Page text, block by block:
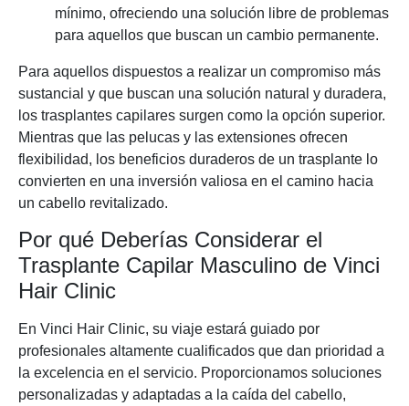
mínimo, ofreciendo una solución libre de problemas
para aquellos que buscan un cambio permanente.
Para aquellos dispuestos a realizar un compromiso más
sustancial y que buscan una solución natural y duradera,
los trasplantes capilares surgen como la opción superior.
Mientras que las pelucas y las extensiones ofrecen
flexibilidad, los beneficios duraderos de un trasplante lo
convierten en una inversión valiosa en el camino hacia
un cabello revitalizado.
Por qué Deberías Considerar el
Trasplante Capilar Masculino de Vinci
Hair Clinic
En Vinci Hair Clinic, su viaje estará guiado por
profesionales altamente cualificados que dan prioridad a
la excelencia en el servicio. Proporcionamos soluciones
personalizadas y adaptadas a la caída del cabello,